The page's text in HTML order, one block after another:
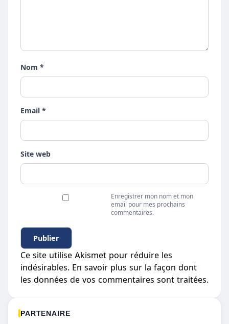
Nom *
Email *
Site web
Enregistrer mon nom et mon
email pour mes prochains
commentaires.
Ce site utilise Akismet pour réduire les
indésirables. En savoir plus sur la façon dont
les données de vos commentaires sont traitées.
PARTENAIRE